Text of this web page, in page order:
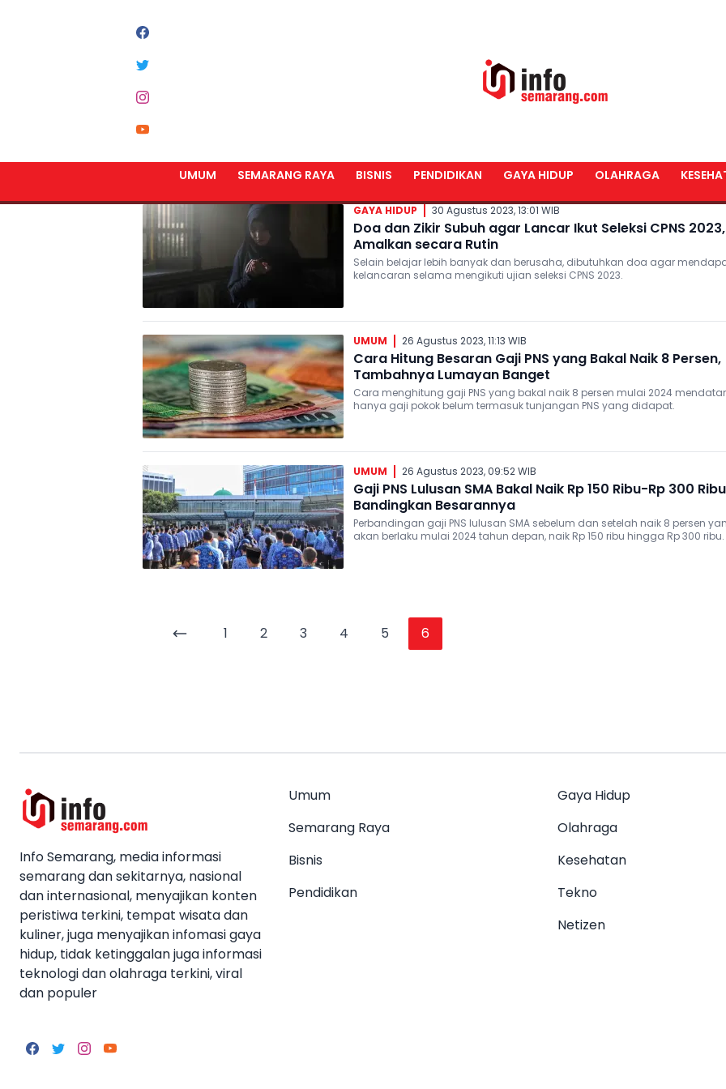
UMUM SEMARANG RAYA BISNIS PENDIDIKAN GAYA HIDUP OLAHRAGA
GAYA HIDUP 30 Agustus 2023, 13:01 WIB
Doa dan Zikir Subuh agar Lancar Ikut Seleksi CPNS 2023,
Amalkan secara Rutin
Selain belajar lebih banyak dan berusaha, dibutuhkan doa agar
kelancaran selama mengikuti ujian seleksi CPNS 2023.
UMUM 26 Agustus 2023, 11:13 WIB
Cara Hitung Besaran Gaji PNS yang Bakal Naik 8 Persen,
Tambahnya Lumayan Banget
Cara menghitung gaji PNS yang bakal naik 8 persen mulai 2024
hanya gaji pokok belum termasuk tunjangan PNS yang didapat.
UMUM 26 Agustus 2023, 09:52 WIB
Gaji PNS Lulusan SMA Bakal Naik Rp 150 Ribu-Rp 300
Bandingkan Besarannya
Perbandingan gaji PNS lulusan SMA sebelum dan setelah naik 8 persen
akan berlaku mulai 2024 tahun depan, naik Rp 150 ribu hingga Rp 300 ribu.
1 2 3 4 5 6
Info Semarang, media informasi
semarang dan sekitarnya, nasional
dan internasional, menyajikan konten
peristiwa terkini, tempat wisata dan
kuliner, juga menyajikan infomasi gaya
hidup, tidak ketinggalan juga informasi
teknologi dan olahraga terkini, viral
dan populer
Umum
Semarang Raya
Bisnis
Pendidikan
Gaya Hidup
Olahraga
Kesehatan
Tekno
Netizen